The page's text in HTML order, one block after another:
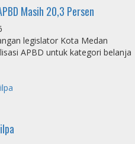
Masih 20,3 Persen
legislator Kota Medan
APBD untuk kategori belanja